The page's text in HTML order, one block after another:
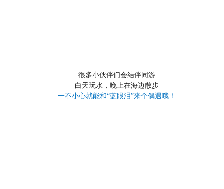
很多小伙伴们会结伴同游
白天玩水，晚上在海边散步
一不小心就能和“蓝眼泪”来个偶遇哦！